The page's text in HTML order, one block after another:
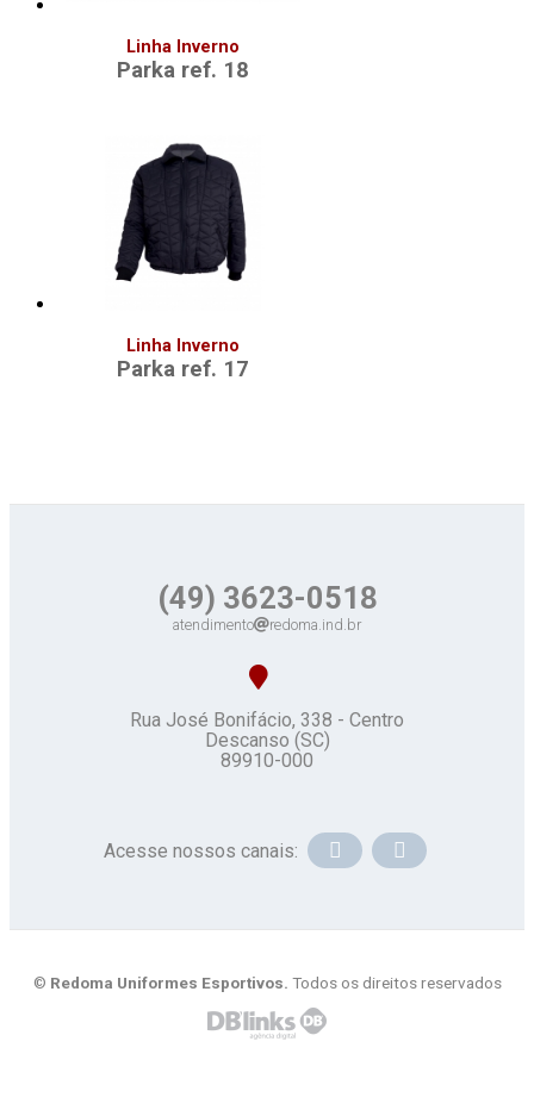
Linha Inverno
Parka ref. 18
Linha Inverno
Parka ref. 17
(49) 3623-0518
atendimento redoma.ind.br
Rua José Bonifácio, 338 - Centro
Descanso (SC)
89910-000
Acesse nossos canais:
© Redoma Uniformes Esportivos. Todos os direitos reservados